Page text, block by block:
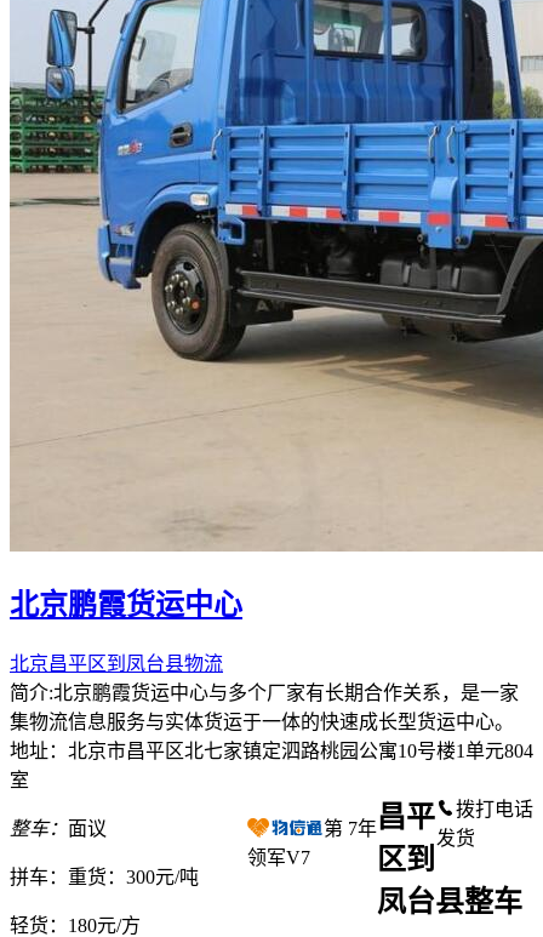
北京鹏霞货运中心
北京昌平区到凤台县物流
简介:北京鹏霞货运中心与多个厂家有长期合作关系，是一家
集物流信息服务与实体货运于一体的快速成长型货运中心。
地址：北京市昌平区北七家镇定泗路桃园公寓10号楼1单元804
室
整车： 面议
拼车： 重货：300元/吨
轻货： 180元/方
第 7年
领军V7
拨打电话
发货
昌平
区到
凤台县整车